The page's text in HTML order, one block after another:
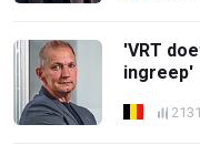
'VRT
ingreep'
2131